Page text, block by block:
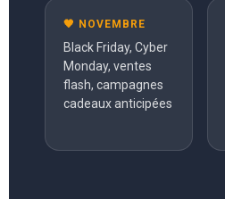
🖤 NOVEMBRE
Black Friday, Cyber
Monday, ventes
flash, campagnes
cadeaux anticipées